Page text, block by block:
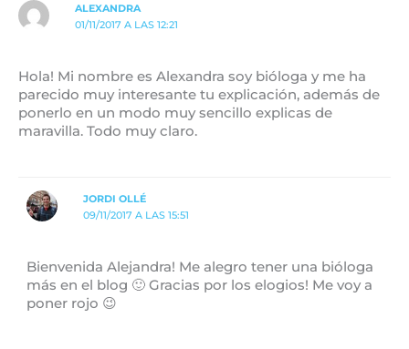
ALEXANDRA
01/11/2017 A LAS 12:21
Hola! Mi nombre es Alexandra soy bióloga y me ha
parecido muy interesante tu explicación, además de
ponerlo en un modo muy sencillo explicas de
maravilla. Todo muy claro.
JORDI OLLÉ
09/11/2017 A LAS 15:51
Bienvenida Alejandra! Me alegro tener una bióloga
más en el blog 🙂 Gracias por los elogios! Me voy a
poner rojo 😉